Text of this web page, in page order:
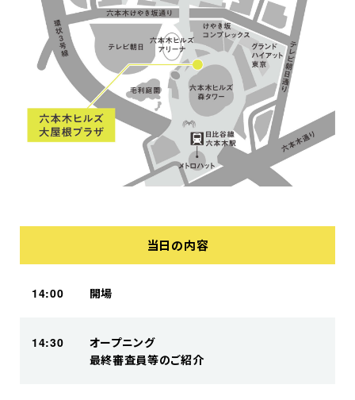
当日の内容
14:00 開場
14:30
オープニング​
最終審査員等のご紹介